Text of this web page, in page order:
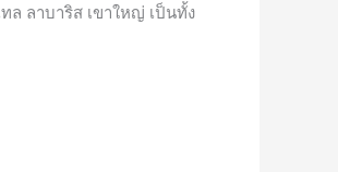
ลาบาริส เขาใหญ่ เป็นทั้ง